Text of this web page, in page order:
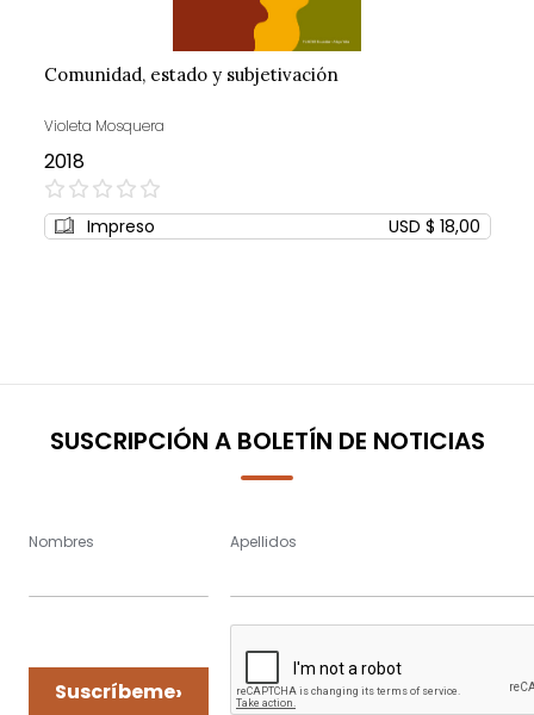
Comunidad, estado y subjetivación
Violeta Mosquera
2018
0%
Impreso USD $ 18,00
SUSCRIPCIÓN A BOLETÍN DE NOTICIAS
Nombres Apellidos
Suscríbeme›